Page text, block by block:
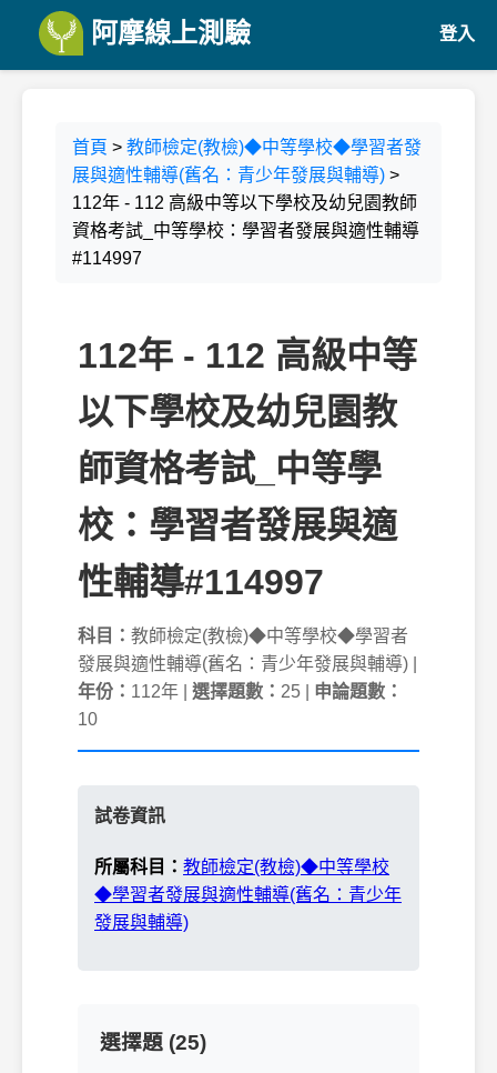
阿摩線上測驗 登入
首頁 > 教師檢定(教檢)◆中等學校◆學習者發
展與適性輔導(舊名：青少年發展與輔導) >
112年 - 112 高級中等以下學校及幼兒園教師
資格考試_中等學校：學習者發展與適性輔導
#114997
112年 - 112 高級中等
以下學校及幼兒園教
師資格考試_中等學
校：學習者發展與適
性輔導#114997
科目： 教師檢定(教檢)◆中等學校◆學習者
發展與適性輔導(舊名：青少年發展與輔導) |
年份： 112年 | 選擇題數： 25 | 申論題數：
10
試卷資訊
所屬科目： 教師檢定(教檢)◆中等學校
◆學習者發展與適性輔導(舊名：青少年
發展與輔導)
選擇題 (25)